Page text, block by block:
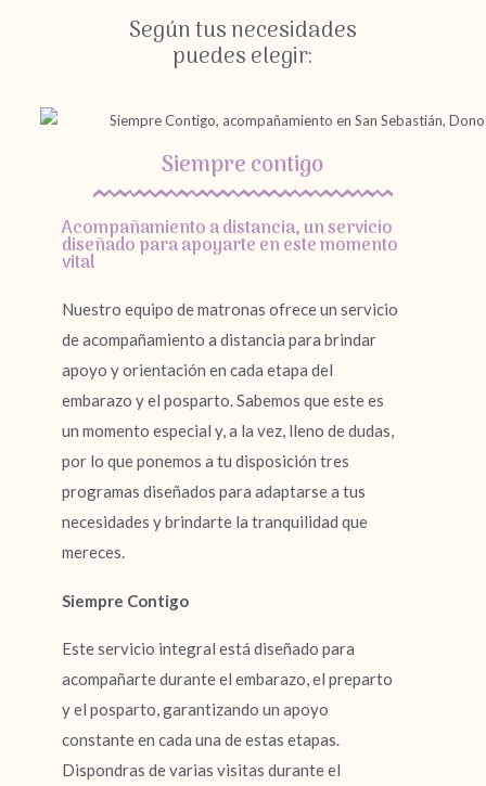
Según tus necesidades
puedes elegir:
Siempre contigo
Acompañamiento a distancia, un servicio
diseñado para apoyarte en este momento
vital
Nuestro equipo de matronas ofrece un servicio
de acompañamiento a distancia para brindar
apoyo y orientación en cada etapa del
embarazo y el posparto. Sabemos que este es
un momento especial y, a la vez, lleno de dudas,
por lo que ponemos a tu disposición tres
programas diseñados para adaptarse a tus
necesidades y brindarte la tranquilidad que
mereces.
Siempre Contigo
Este servicio integral está diseñado para
acompañarte durante el embarazo, el preparto
y el posparto, garantizando un apoyo
constante en cada una de estas etapas.
Dispondras de varias visitas durante el